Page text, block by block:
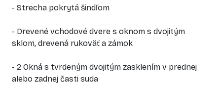
- Strecha pokrytá šindľom
- Drevené vchodové dvere s oknom s dvojitým
sklom, drevená rukoväť a zámok
- 2 Okná s tvrdeným dvojitým zasklením v prednej
alebo zadnej časti suda